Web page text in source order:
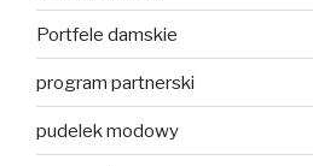
Portfele damskie
program partnerski
pudelek modowy